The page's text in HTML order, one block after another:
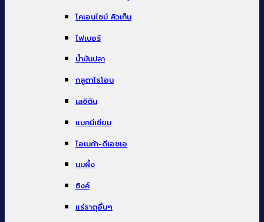
โคเอนไซม์ คิวเท็น
ไฟเบอร์
น้ำมันปลา
กลูตาไธโอน
เลซิติน
แมกนีเซียม
โอเมก้า-ดีเอชเอ
นมผึ้ง
ซิงค์
แร่ธาตุอื่นๆ